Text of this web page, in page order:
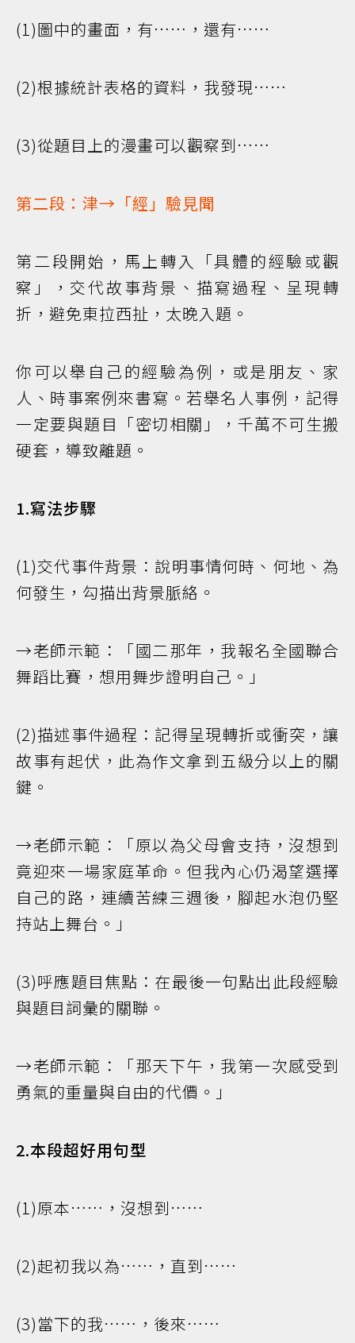
(1)圖中的畫面，有……，還有……
(2)根據統計表格的資料，我發現……
(3)從題目上的漫畫可以觀察到……
第二段：津→「經」驗見聞
第二段開始，馬上轉入「具體的經驗或觀
察」，交代故事背景、描寫過程、呈現轉
折，避免東拉西扯，太晚入題。
你可以舉自己的經驗為例，或是朋友、家
人、時事案例來書寫。若舉名人事例，記得
一定要與題目「密切相關」，千萬不可生搬
硬套，導致離題。
1.寫法步驟
(1)交代事件背景：說明事情何時、何地、為
何發生，勾描出背景脈絡。
→老師示範：「國二那年，我報名全國聯合
舞蹈比賽，想用舞步證明自己。」
(2)描述事件過程：記得呈現轉折或衝突，讓
故事有起伏，此為作文拿到五級分以上的關
鍵。
→老師示範：「原以為父母會支持，沒想到
竟迎來一場家庭革命。但我內心仍渴望選擇
自己的路，連續苦練三週後，腳起水泡仍堅
持站上舞台。」
(3)呼應題目焦點：在最後一句點出此段經驗
與題目詞彙的關聯。
→老師示範：「那天下午，我第一次感受到
勇氣的重量與自由的代價。」
2.本段超好用句型
(1)原本……，沒想到……
(2)起初我以為……，直到……
(3)當下的我……，後來……